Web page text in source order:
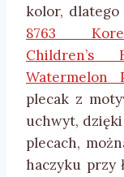
kolor,
8763
Children’s
Watermelon
plecak z
uchwyt,
plecach,
haczyku przy